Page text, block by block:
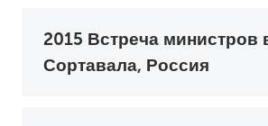
2015 Встреча министров
Сортавала, Россия